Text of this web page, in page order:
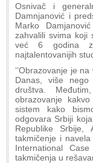
Osnivač i
Damnjanović i
Marko
zahvalili svima koji
već 6 godina
najtalentovanijih
‘’Obrazovanje je
Danas, više nego
društva.
obrazovanje
sistem kako
odgovara Srbiji
Republike Srbije,
takmičenje i
International
takmičenja u